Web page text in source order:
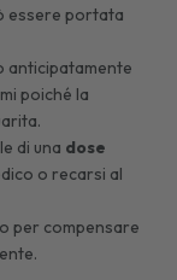
essere portata
anticipatamente
poiché la
di una dose
o recarsi al
per compensare